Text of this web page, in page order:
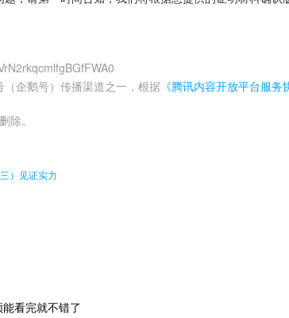
企鹅号）传播渠道之一，根据 《腾讯内容开放平台服务
。
）见证实力
看完就不错了